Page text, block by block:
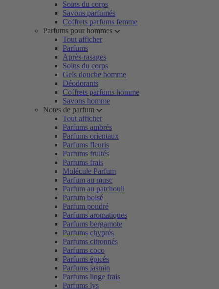
Soins du corps
Savons parfumés
Coffrets parfums femme
Parfums pour hommes
Tout afficher
Parfums
Après-rasages
Soins du corps
Gels douche homme
Déodorants
Coffrets parfums homme
Savons homme
Notes de parfum
Tout afficher
Parfums ambrés
Parfums orientaux
Parfums fleuris
Parfums fruités
Parfums frais
Molécule Parfum
Parfum au musc
Parfum au patchouli
Parfum boisé
Parfum poudré
Parfums aromatiques
Parfums bergamote
Parfums chyprés
Parfums citronnés
Parfums coco
Parfums épicés
Parfums jasmin
Parfums linge frais
Parfums lys